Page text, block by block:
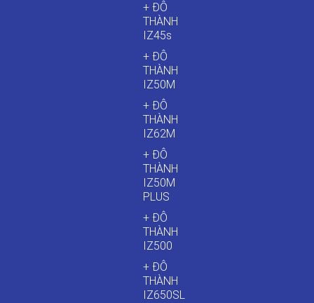
+ ĐÔ
THÀNH
IZ45s
+ ĐÔ
THÀNH
IZ50M
+ ĐÔ
THÀNH
IZ62M
+ ĐÔ
THÀNH
IZ50M
PLUS
+ ĐÔ
THÀNH
IZ500
+ ĐÔ
THÀNH
IZ650SL